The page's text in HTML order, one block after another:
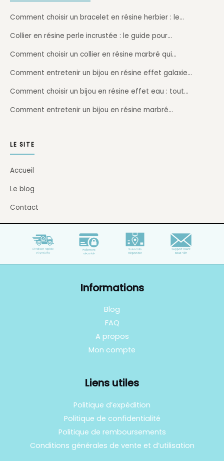
Comment choisir un bracelet en résine herbier : le…
Collier en résine perle incrustée : le guide pour…
Comment choisir un collier en résine marbré qui…
Comment entretenir un bijou en résine effet galaxie…
Comment choisir un bijou en résine effet eau : tout…
Comment entretenir un bijou en résine marbré…
LE SITE
Accueil
Le blog
Contact
Informations
Blog
FAQ
A propos
Mon compte
Liens utiles
Politique d’expédition
Politique de confidentialité
Politique de remboursements
Conditions générales de vente et d’utilisation